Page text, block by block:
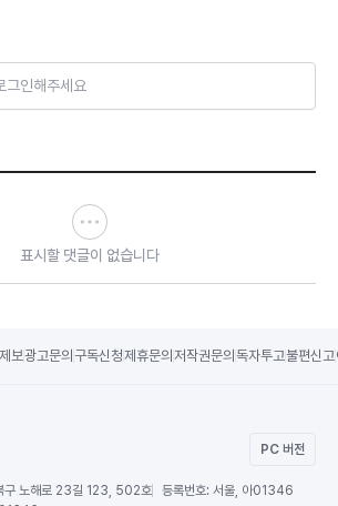
그인해주세요
표시할 댓글이 없습니다
보광고문의 구독신청제휴문의 저작권문의 독자투고불편신고
PC 버전
구 노해로 23길 123, 502호 등록번호: 서울, 아01346